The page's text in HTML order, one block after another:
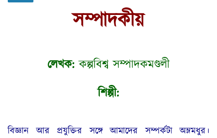
সম্পাদকীয়
লেখক: কল্পবিশ্ব সম্পাদকমণ্ডলী
শিল্পী:
বিজ্ঞান আর প্রযুক্তির সঙ্গে আমাদের সম্পর্কটা অম্লমধুর।